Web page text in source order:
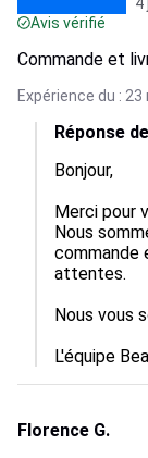
Avis vérifié
Commande et
Expérience du : 23
Réponse
Bonjour,
Merci pour
Nous
commande
attentes.
Nous vous
L'équipe
Florence G.